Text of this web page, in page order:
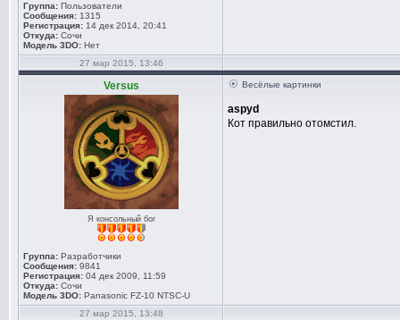
Группа: Пользователи
Сообщения: 1315
Регистрация: 14 дек 2014, 20:41
Откуда: Сочи
Модель 3DO: Нет
27 мар 2015, 13:46
Versus
Я консольный бог
Группа: Разработчики
Сообщения: 9841
Регистрация: 04 дек 2009, 11:59
Откуда: Сочи
Модель 3DO: Panasonic FZ-10 NTSC-U
Весёлые картинки
aspyd
Кот правильно отомстил.
27 мар 2015, 13:48